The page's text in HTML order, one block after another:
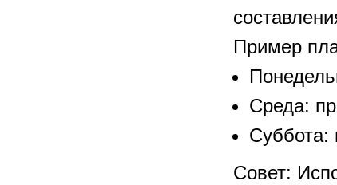
Пример
Среда:
Суббота:
Совет: